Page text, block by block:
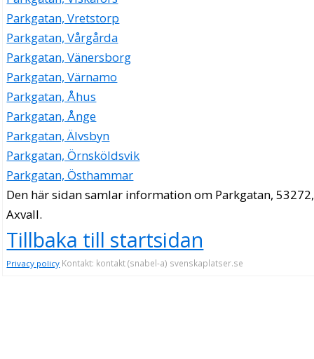
Parkgatan, Vretstorp
Parkgatan, Vårgårda
Parkgatan, Vänersborg
Parkgatan, Värnamo
Parkgatan, Åhus
Parkgatan, Ånge
Parkgatan, Älvsbyn
Parkgatan, Örnsköldsvik
Parkgatan, Östhammar
Den här sidan samlar information om Parkgatan, 53272,
Axvall.
Tillbaka till startsidan
Privacy policy Kontakt: kontakt (snabel-a) svenskaplatser.se